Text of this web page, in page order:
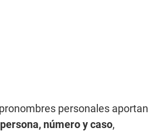
personales aportan
persona, número y caso,